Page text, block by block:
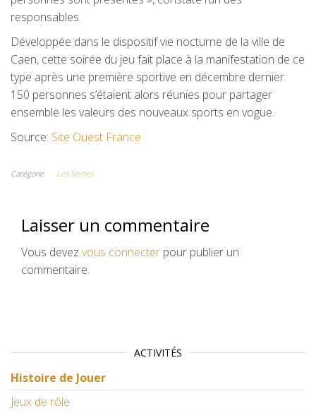
responsables.
Développée dans le dispositif vie nocturne de la ville de
Caen, cette soirée du jeu fait place à la manifestation de ce
type après une première sportive en décembre dernier.
150 personnes s’étaient alors réunies pour partager
ensemble les valeurs des nouveaux sports en vogue.
Source: Site Ouest France
Catégorie Les Sorties
Laisser un commentaire
Vous devez vous connecter pour publier un
commentaire.
ACTIVITÉS
Histoire de Jouer
Jeux de rôle